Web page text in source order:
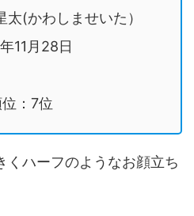
(かわしませいた）
11月28日
：7位
くハーフのようなお顔立ち